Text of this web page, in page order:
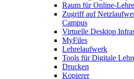
Raum für Online-Lehre
Zugriff auf
Campus
Virtuelle Desktop
MyFiles
Lehrelaufwerk
Tools für Digitale
Drucken
Kopierer